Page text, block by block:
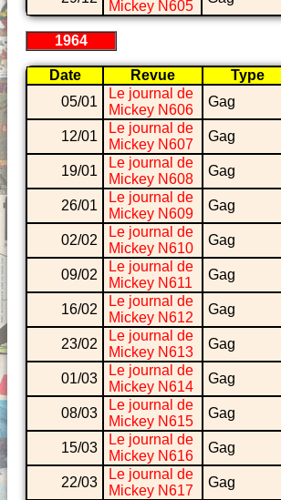
Mickey N605
1964
Date Revue Type
05/01
Le journal de
Mickey N606
Gag
12/01
Le journal de
Mickey N607
Gag
19/01
Le journal de
Mickey N608
Gag
26/01
Le journal de
Mickey N609
Gag
02/02
Le journal de
Mickey N610
Gag
09/02
Le journal de
Mickey N611
Gag
16/02
Le journal de
Mickey N612
Gag
23/02
Le journal de
Mickey N613
Gag
01/03
Le journal de
Mickey N614
Gag
08/03
Le journal de
Mickey N615
Gag
15/03
Le journal de
Mickey N616
Gag
22/03
Le journal de
Mickey N617
Gag